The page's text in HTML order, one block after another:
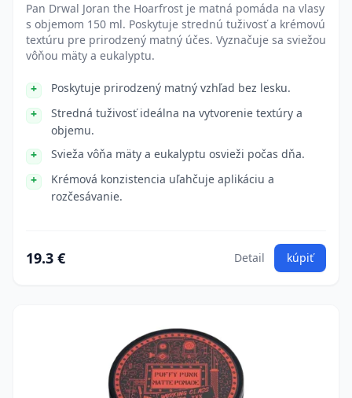
Pan Drwal Joran the Hoarfrost je matná pomáda na vlasy
s objemom 150 ml. Poskytuje strednú tuživosť a krémovú
textúru pre prirodzený matný účes. Vyznačuje sa sviežou
vôňou mäty a eukalyptu.
Poskytuje prirodzený matný vzhľad bez lesku.
Stredná tuživosť ideálna na vytvorenie textúry a
objemu.
Svieža vôňa mäty a eukalyptu osvieži počas dňa.
Krémová konzistencia uľahčuje aplikáciu a
rozčesávanie.
19.3 € Detail kúpiť